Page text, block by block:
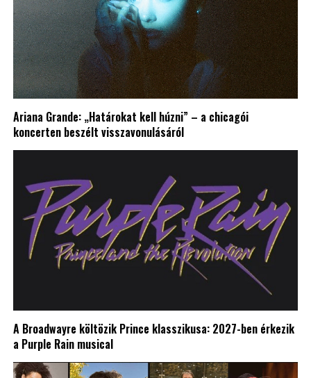
Ariana Grande: „Határokat kell húzni” – a chicagói
koncerten beszélt visszavonulásáról
A Broadwayre költözik Prince klasszikusa: 2027-ben érkezik
a Purple Rain musical